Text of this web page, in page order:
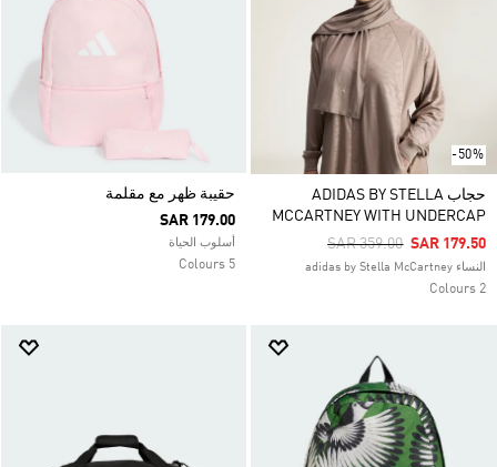
-50%
حجاب ADIDAS BY STELLA
MCCARTNEY WITH UNDERCAP
Price Reduced From
SAR 359.00ToSAR 179.50
النساء adidas by Stella McCartney
2 Colours
حقيبة ظهر مع مقلمة
SAR 179.00
أسلوب الحياة
5 Colours